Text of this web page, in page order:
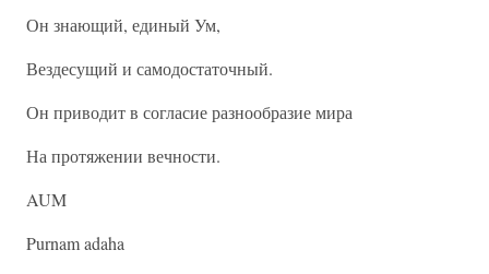
Он знающий, единый Ум,
Вездесущий и самодостаточный.
Он приводит в согласие разнообразие мира
На протяжении вечности.
AUM
Purnam adaha